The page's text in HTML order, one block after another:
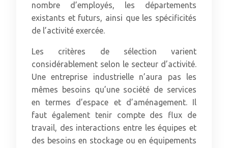
nombre d’employés, les départements
existants et futurs, ainsi que les spécificités
de l’activité exercée.
Les critères de sélection varient
considérablement selon le secteur d’activité.
Une entreprise industrielle n’aura pas les
mêmes besoins qu’une société de services
en termes d’espace et d’aménagement. Il
faut également tenir compte des flux de
travail, des interactions entre les équipes et
des besoins en stockage ou en équipements